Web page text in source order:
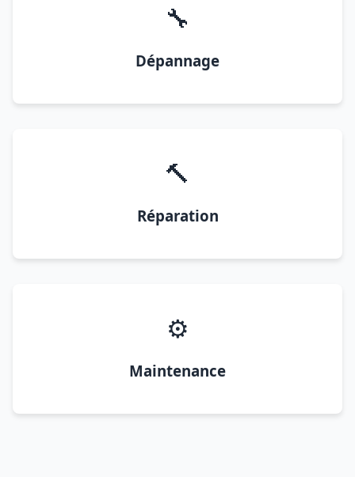
🔧
Dépannage
🔨
Réparation
⚙️
Maintenance